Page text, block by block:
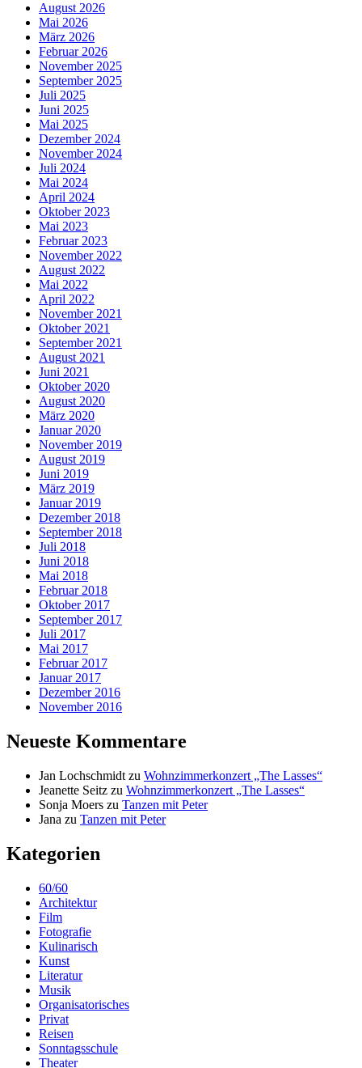
August 2026
Mai 2026
März 2026
Februar 2026
November 2025
September 2025
Juli 2025
Juni 2025
Mai 2025
Dezember 2024
November 2024
Juli 2024
Mai 2024
April 2024
Oktober 2023
Mai 2023
Februar 2023
November 2022
August 2022
Mai 2022
April 2022
November 2021
Oktober 2021
September 2021
August 2021
Juni 2021
Oktober 2020
August 2020
März 2020
Januar 2020
November 2019
August 2019
Juni 2019
März 2019
Januar 2019
Dezember 2018
September 2018
Juli 2018
Juni 2018
Mai 2018
Februar 2018
Oktober 2017
September 2017
Juli 2017
Mai 2017
Februar 2017
Januar 2017
Dezember 2016
November 2016
Neueste Kommentare
Jan Lochschmidt zu Wohnzimmerkonzert „The Lasses“
Jeanette Seitz zu Wohnzimmerkonzert „The Lasses“
Sonja Moers zu Tanzen mit Peter
Jana zu Tanzen mit Peter
Kategorien
60/60
Architektur
Film
Fotografie
Kulinarisch
Kunst
Literatur
Musik
Organisatorisches
Privat
Reisen
Sonntagsschule
Theater